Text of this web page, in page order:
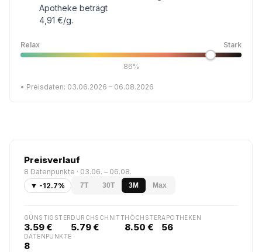
Apotheke beträgt
4,91 €/g.
Relax Stark
86%
• Preisdaten: 03.06.2026 – 06.08.2026
Preisverlauf
8 Datenpunkte · 03.06. – 06.08.
▼ -12.7%
7T 30T 3M Max
GÜNSTIGSTER
3.59 €
DURCHSCHNITT
5.79 €
HÖCHSTER
8.50 €
APOTHEKEN
56
DATENPUNKTE
8